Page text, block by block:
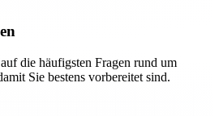
die häufigsten Fragen rund um
Sie bestens vorbereitet sind.